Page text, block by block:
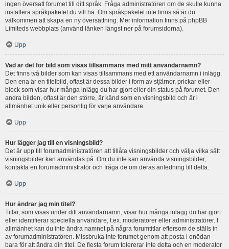
ingen översatt forumet till ditt språk. Fråga administratören om de skulle kunna
installera språkpaketet du vill ha. Om språkpaketet inte finns så är du
välkommen att skapa en ny översättning. Mer information finns på phpBB
Limiteds webbplats (använd länken längst ner på forumsidorna).
Upp
Vad är det för bild som visas tillsammans med mitt användarnamn?
Det finns två bilder som kan visas tillsammans med ett användarnamn i inlägg.
Den ena är en titelbild, oftast är dessa bilder i form av stjärnor, prickar eller
block som visar hur många inlägg du har gjort eller din status på forumet. Den
andra bilden, oftast är den större, är känd som en visningsbild och är i
allmänhet unik eller personlig för varje användare.
Upp
Hur lägger jag till en visningsbild?
Det är upp till forumadministratören att tillåta visningsbilder och välja vilka sätt
visningsbilder kan användas på. Om du inte kan använda visningsbilder,
kontakta en forumadministratör och fråga de om deras anledning till detta.
Upp
Hur ändrar jag min titel?
Titlar, som visas under ditt användarnamn, visar hur många inlägg du har gjort
eller identifierar speciella användare, t.ex. moderatorer eller administratörer. I
allmänhet kan du inte ändra namnet på några forumtitlar eftersom de ställs in
av forumadministratören. Missbruka inte forumet genom att posta i onödan
bara för att ändra din titel. De flesta forum tolererar inte detta och en moderator